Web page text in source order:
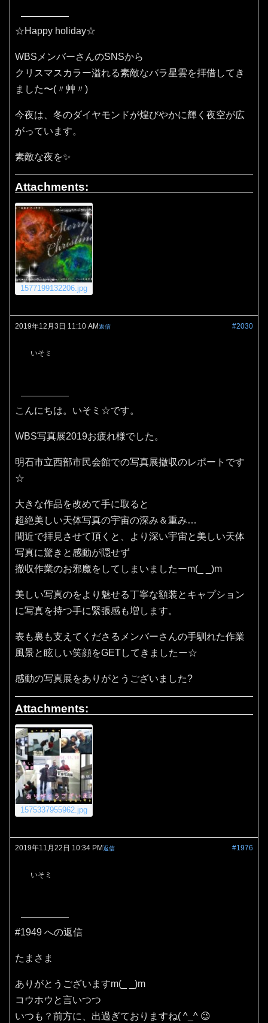
☆Happy holiday☆
WBSメンバーさんのSNSから
クリスマスカラー溢れる素敵なバラ星雲を拝借してき
ました〜(〃艸〃)
今夜は、冬のダイヤモンドが煌びやかに輝く夜空が広
がっています。
素敵な夜を✨
Attachments:
1577199132206.jpg
2019年12月3日 11:10 AM #2030
返信
いそミ
こんにちは。いそミ☆です。
WBS写真展2019お疲れ様でした。
明石市立西部市民会館での写真展撤収のレポートです
☆
大きな作品を改めて手に取ると
超絶美しい天体写真の宇宙の深み＆重み…
間近で拝見させて頂くと、より深い宇宙と美しい天体
写真に驚きと感動が隠せず
撤収作業のお邪魔をしてしまいましたーm(_ _)m
美しい写真のをより魅せる丁寧な額装とキャプション
に写真を持つ手に緊張感も増します。
表も裏も支えてくださるメンバーさんの手馴れた作業
風景と眩しい笑顔をGETしてきましたー☆
感動の写真展をありがとうございました?
Attachments:
1575337955962.jpg
2019年11月22日 10:34 PM #1976
返信
いそミ
#1949 への返信
たまさま
ありがとうございますm(_ _)m
コウホウと言いつつ
いつも？前方に、出過ぎておりますね( ^_^ 😉